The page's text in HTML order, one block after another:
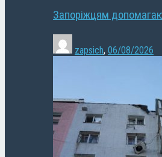
Запоріжцям
zapsich, 06/08/2026